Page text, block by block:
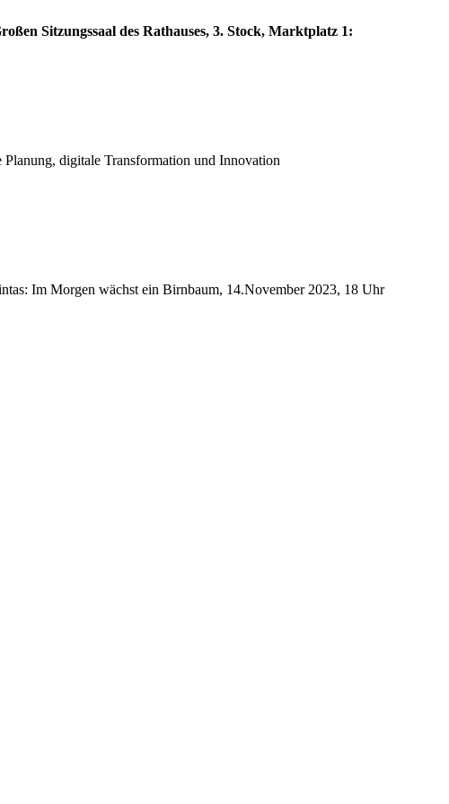
Sitzungssaal des Rathauses, 3. Stock, Marktplatz 1:
digitale Transformation und Innovation
Im Morgen wächst ein Birnbaum, 14.November 2023, 18 Uhr